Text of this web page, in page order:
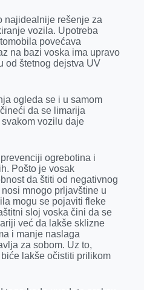
najidealnije rešenje za
vozila. Upotreba
povećava
na bazi voska ima upravo
od štetnog dejstva UV
ogleda se i u samom
da se limarija
vozilu daje
ogrebotina i
Pošto je vosak
da štiti od negativnog
mnogo prljavštine u
mogu se pojaviti fleke
sloj voska čini da se
već da lakše sklizne
i manje naslaga
za sobom. Uz to,
lakše očistiti prilikom